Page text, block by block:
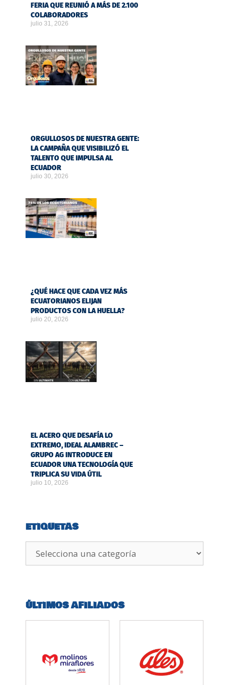
FERIA QUE REUNIÓ A MÁS DE 2.100
COLABORADORES
julio 31, 2026
ORGULLOSOS DE NUESTRA GENTE:
LA CAMPAÑA QUE VISIBILIZÓ EL
TALENTO QUE IMPULSA AL
ECUADOR
julio 30, 2026
¿QUÉ HACE QUE CADA VEZ MÁS
ECUATORIANOS ELIJAN
PRODUCTOS CON LA HUELLA?
julio 20, 2026
EL ACERO QUE DESAFÍA LO
EXTREMO, IDEAL ALAMBREC –
GRUPO AG INTRODUCE EN
ECUADOR UNA TECNOLOGÍA QUE
TRIPLICA SU VIDA ÚTIL
julio 10, 2026
ETIQUETAS
ÚLTIMOS AFILIADOS